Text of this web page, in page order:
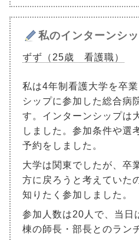
私のインターンシ
ずず（25歳 看護職）
私は4年制看護大学を卒
シップに参加した総合病
す。インターンシップは
しました。参加条件や選
予約をしました。
大学は関東でしたが、卒
方に戻ろうと考えていた
知りたく参加しました。
参加人数は20人で、当日
棟の師長・部長とのラン